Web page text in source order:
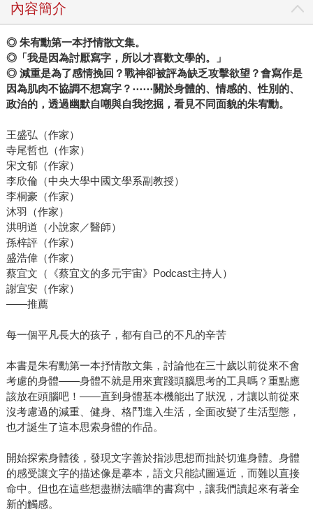
內容簡介
◎ 朱宥勳第一本抒情散文集。
◎「我是因為討厭寫字，所以才喜歡文學的。」
◎ 減重是為了感情挽回？戰神卻被評為缺乏攻擊欲望？會寫作是
因為肌肉不協調不想寫字？⋯⋯關於身體的、情感的、性別的、
政治的，透過幽默自嘲與自我挖掘，看見不同面貌的朱宥勳。
王盛弘（作家）
寺尾哲也（作家）
宋文郁（作家）
李欣倫（中央大學中國文學系副教授）
李桐豪（作家）
沐羽（作家）
洪明道（小說家／醫師）
孫梓評（作家）
盛浩偉（作家）
蔡宜文（《蔡宜文的多元宇宙》Podcast主持人）
謝宜安（作家）
——推薦
每一個平凡長大的孩子，都有自己的不凡的辛苦
本書是朱宥勳第一本抒情散文集，討論他在三十歲以前從來不會
考慮的身體——身體不就是用來實踐頭腦思考的工具嗎？重點應
該放在頭腦吧！——直到身體基本機能出了狀況，才讓以前從來
沒考慮過的減重、健身、格鬥進入生活，全面改變了生活型態，
也才誕生了這本思索身體的作品。
開始探索身體後，發現文字善於指涉思想而拙於切進身體。身體
的感受讓文字的描述像是摹本，語文只能試圖逼近，而難以直接
命中。但也在這些想盡辦法瞄準的書寫中，讓我們讀起來有著全
新的觸感。